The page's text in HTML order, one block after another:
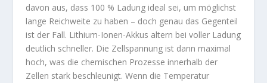
davon aus, dass 100 % Ladung ideal sei, um möglichst
lange Reichweite zu haben – doch genau das Gegenteil
ist der Fall. Lithium-Ionen-Akkus altern bei voller Ladung
deutlich schneller. Die Zellspannung ist dann maximal
hoch, was die chemischen Prozesse innerhalb der
Zellen stark beschleunigt. Wenn die Temperatur